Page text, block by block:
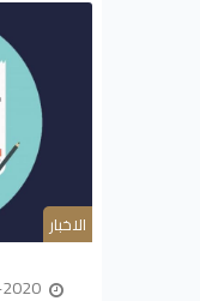
الاخبار